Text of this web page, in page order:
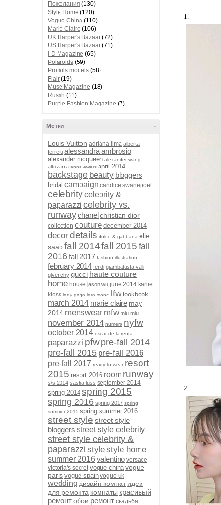
Пожелания (130)
Style Home (120)
Vogue China (110)
Marie Claire (106)
UK Harper's Bazaar (72)
US Harper's Bazaar (71)
i-D Magazine (65)
Polaroids (59)
Profails models (58)
Flair (19)
Muse Magazine (18)
Russh (11)
Purple Fashion Magazine (7)
-
Метки
Louis Vuitton adriana lima alberta
ferretti alessandra ambrosio
alexander mcqueen alexander wang
altuzarra anna ewers april 2014
backstage beauty bloggers
bridal campaign candice swanepoel
celebritycelebrity &
paparazzi celebrity vs.
runwaychanelchristian dior
collection couture december 2014
decordetails dolce & gabbana elie
saabfall 2014fall 2015 fall
2016fall 2017 fashion illustration
february 2014 fendi giambattista valli
givenchy gucci haute couture
home house jason wu june 2014 karlie
kloss lady gaga lara stone lfw lookbook
march 2014 marie claire may
2014 menswear mfw miu miu
november 2014 numero nyfw
october 2014 oscar de la renta
paparazzi pfw pre-fall 2014
pre-fall 2015 pre-fall 2016
pre-fall 2017 ready-to-wear resort
2015 resort 2016 room runway
s/s 2014 sasha luss september 2014
spring 2014 spring 2015
spring 2016 spring 2017 spring
summer 2015 spring summer 2016
street style street style
bloggers street style celebrity
street style celebrity &
paparazzi stylestyle home
summer 2016 valentino versace
victoria's secret vogue china vogue
paris vogue spain vogue uk
wedding дизайн комнат идеи
для ремонта комнаты красивый
ремонтобои ремонт свадьба
1.
2.